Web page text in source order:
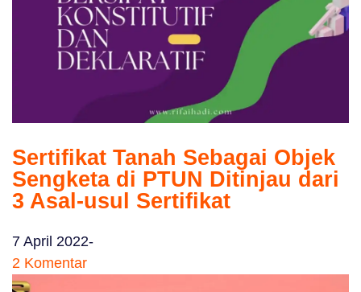
Sertifikat Tanah Sebagai Objek
Sengketa di PTUN Ditinjau dari
3 Asal-usul Sertifikat
7 April 2022
2 Komentar